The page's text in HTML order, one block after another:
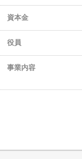
資本金
役員
事業内容